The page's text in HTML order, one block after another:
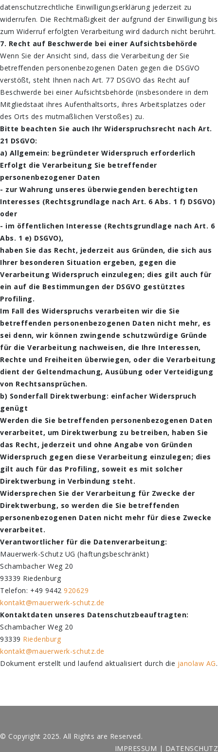
datenschutzrechtliche Einwilligungserklärung jederzeit zu
widerrufen. Die Rechtmäßigkeit der aufgrund der Einwilligung bis
zum Widerruf erfolgten Verarbeitung wird dadurch nicht berührt.
7. Recht auf Beschwerde bei einer Aufsichtsbehörde
Wenn Sie der Ansicht sind, dass die Verarbeitung der Sie
betreffenden personenbezogenen Daten gegen die DSGVO
verstößt, steht Ihnen nach Art. 77 DSGVO das Recht auf
Beschwerde bei einer Aufsichtsbehörde (insbesondere in dem
Mitgliedstaat ihres Aufenthaltsorts, ihres Arbeitsplatzes oder
des Orts des mutmaßlichen Verstoßes) zu.
Bitte beachten Sie auch Ihr Widerspruchsrecht nach Art.
21 DSGVO:
a) Allgemein: begründeter Widerspruch erforderlich
Erfolgt die Verarbeitung Sie betreffender
personenbezogener Daten
- zur Wahrung unseres überwiegenden berechtigten
Interesses (Rechtsgrundlage nach Art. 6 Abs. 1 f) DSGVO)
oder
- im öffentlichen Interesse (Rechtsgrundlage nach Art. 6
Abs. 1 e) DSGVO),
haben Sie das Recht, jederzeit aus Gründen, die sich aus
Ihrer besonderen Situation ergeben, gegen die
Verarbeitung Widerspruch einzulegen; dies gilt auch für
ein auf die Bestimmungen der DSGVO gestütztes
Profiling.
Im Fall des Widerspruchs verarbeiten wir die Sie
betreffenden personenbezogenen Daten nicht mehr, es
sei denn, wir können zwingende schutzwürdige Gründe
für die Verarbeitung nachweisen, die Ihre Interessen,
Rechte und Freiheiten überwiegen, oder die Verarbeitung
dient der Geltendmachung, Ausübung oder Verteidigung
von Rechtsansprüchen.
b) Sonderfall Direktwerbung: einfacher Widerspruch
genügt
Werden die Sie betreffenden personenbezogenen Daten
verarbeitet, um Direktwerbung zu betreiben, haben Sie
das Recht, jederzeit und ohne Angabe von Gründen
Widerspruch gegen diese Verarbeitung einzulegen; dies
gilt auch für das Profiling, soweit es mit solcher
Direktwerbung in Verbindung steht.
Widersprechen Sie der Verarbeitung für Zwecke der
Direktwerbung, so werden die Sie betreffenden
personenbezogenen Daten nicht mehr für diese Zwecke
verarbeitet.
Verantwortlicher für die Datenverarbeitung:
Mauerwerk-Schutz UG (haftungsbeschränkt)
Schambacher Weg 20
93339 Riedenburg
Telefon: +49 9442 920629
kontakt@mauerwerk-schutz.de
Kontaktdaten unseres Datenschutzbeauftragten:
Schambacher Weg 20
93339 Riedenburg
kontakt@mauerwerk-schutz.de
Dokument erstellt und laufend aktualisiert durch die janolaw AG.
© Copyright 2025. All Rights are Reserved.
IMPRESSUM | DATENSCHUTZ